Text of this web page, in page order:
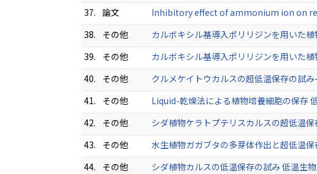
37. 論文
Inhibitory effect of ammonium ion on
38.
その他
カルボキシル基導入ポリリジンを用いた
39.
その他
カルボキシル基導入ポリリジンを用いた
40.
その他
クルメケイトウカルスの超低温保存の試
41.
その他
Liquid-乾燥法による植物培養細胞の保存
42.
その他
シダ植物ケラトプテリスカルスの超低温
43.
その他
水生植物ガガブタの多芽体作出と超低温
44.
その他
シダ植物カルスの低温保存の試み 低温生